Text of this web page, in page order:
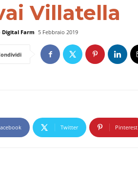
Villatella
Digital Farm 5 Febbraio 2019
Twitter Pinterest